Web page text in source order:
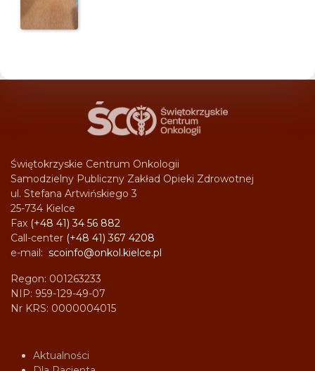
Świętokrzyskie Centrum Onkologii
Samodzielny Publiczny Zakład Opieki Zdrowotnej
ul. Stefana Artwińskiego 3
25-734 Kielce
Fax (+48 41) 34 56 882
Call-center (+48 41) 367 4208
e-mail: scoinfo@onkol.kielce.pl
Regon: 001263233
NIP: 959-129-49-07
Nr KRS: 0000004015
Aktualności